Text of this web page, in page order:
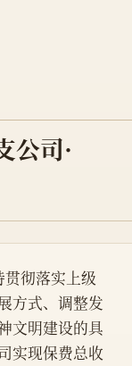
公司·
贯彻落实上级
方式、调整发
文明建设的具
实现保费总收